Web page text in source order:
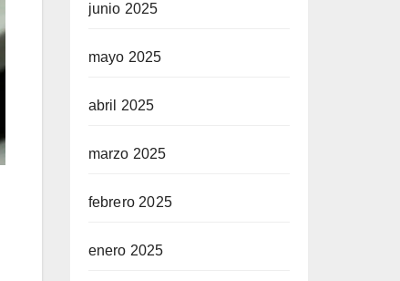
junio 2025
mayo 2025
abril 2025
marzo 2025
febrero 2025
enero 2025